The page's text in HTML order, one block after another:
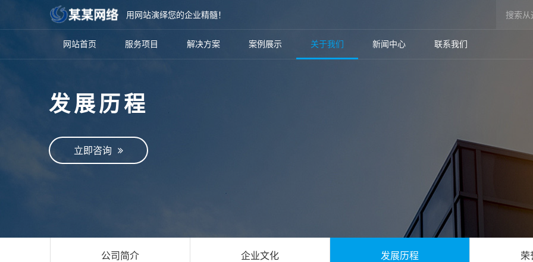
用网站演绎您的企业精髓！
网站首页 服务项目 解决方案 案例展示 关于我们 新闻中心 联系我们
发展历程
立即咨询
公司简介 企业文化 发展历程 荣